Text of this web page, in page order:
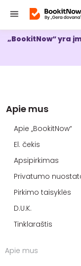
„BookitNow“ yra
Apie mus
Apie „BookitNow“
El. čekis
Apsipirkimas
Privatumo
Pirkimo taisyklės
D.U.K.
Tinklaraštis
Apie mus